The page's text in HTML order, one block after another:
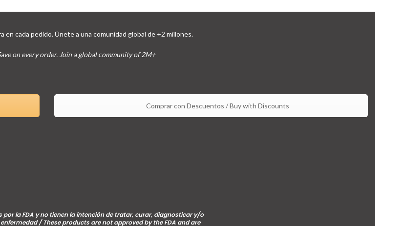
en cada pedido. Únete a una comunidad global de +2 millones.
on every order. Join a global community of 2M+
Comprar con Descuentos / Buy with Discounts
la FDA y no tienen la intención de tratar, curar, diagnosticar y/o
/ These products are not approved by the FDA and are